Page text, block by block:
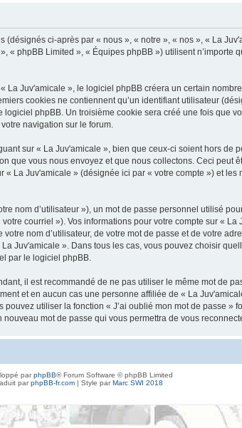
ci-après par « nous », « notre », « nos », « La
phpBB Limited », « Équipes phpBB ») utilisent n’importe
Juv'amicale », le logiciel phpBB créera un certain
cookies ne contiennent qu’un identifiant utilisateur
phpBB. Un troisième cookie sera créé une fois que
navigation sur le forum.
sur « La Juv'amicale », bien que ceux-ci soient hors de
que vous nous envoyez et que nous collectons. Ceci peut
La Juv'amicale » (désignée ici par « votre compte ») et
nom d’utilisateur »), un mot de passe personnel utilisé
courriel »). Vos informations pour votre compte sur «
nom d’utilisateur, de votre mot de passe et de votre
Juv'amicale ». Dans tous les cas, vous pouvez choisir
par le logiciel phpBB.
il est recommandé de ne pas utiliser le même mot de
et en aucun cas une personne affiliée de « La
utiliser la fonction « J’ai oublié mon mot de passe
mot de passe qui vous permettra de vous
parphpBB® Forum Software © phpBB Limited
parphpBB-fr.com| Style parMarc SWI 2018